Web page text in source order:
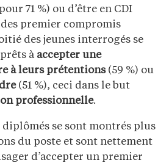
71 %) ou d’être en CDI
premier compromis
des jeunes interrogés se
à accepter une
à leurs prétentions(59 %) ou
(51 %), ceci dans le but
professionnelle.
diplômés se sont montrés plus
du poste et sont nettement
d’accepter un premier